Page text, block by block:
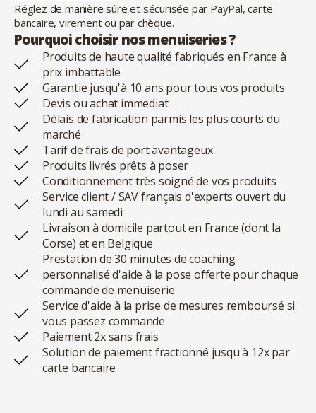
Réglez de manière sûre et sécurisée par PayPal, carte
bancaire, virement ou par chèque.
Pourquoi choisir nos menuiseries ?
Produits de haute qualité fabriqués en France à
prix imbattable
Garantie jusqu'à 10 ans pour tous vos produits
Devis ou achat immediat
Délais de fabrication parmis les plus courts du
marché
Tarif de frais de port avantageux
Produits livrés prêts à poser
Conditionnement très soigné de vos produits
Service client / SAV français d'experts ouvert du
lundi au samedi
Livraison à domicile partout en France (dont la
Corse) et en Belgique
Prestation de 30 minutes de coaching
personnalisé d'aide à la pose offerte pour chaque
commande de menuiserie
Service d'aide à la prise de mesures remboursé si
vous passez commande
Paiement 2x sans frais
Solution de paiement fractionné jusqu'à 12x par
carte bancaire